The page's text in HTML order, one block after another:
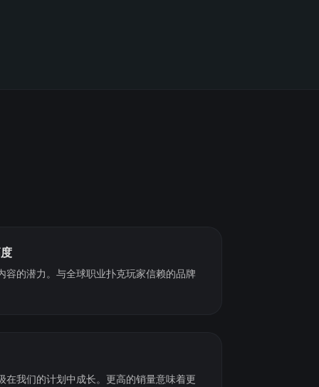
容的潜力。与全球职业扑克玩家信赖的品牌
在我们的计划中成长。更高的销量意味着更